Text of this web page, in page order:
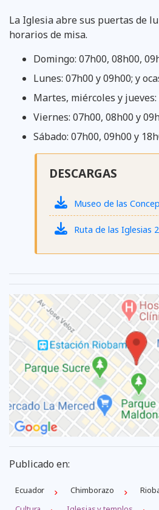
La Iglesia abre sus puertas de
horarios de misa.
Domingo: 07h00, 08h00,
Lunes: 07h00 y 09h00; y
Martes, miércoles y jueves:
Viernes: 07h00, 08h00 y
Sábado: 07h00, 09h00 y
DESCARGAS
Museo de las
Ruta de las Iglesias
Publicado en:
Ecuador Chimborazo